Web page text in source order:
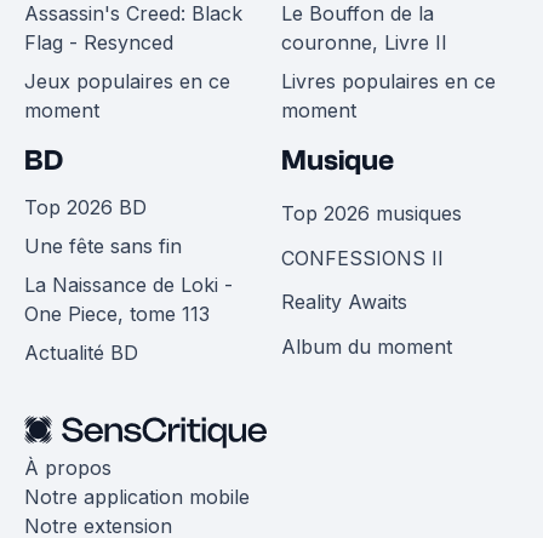
Assassin's Creed: Black
Flag - Resynced
Jeux populaires en ce
moment
Le Bouffon de la
couronne, Livre II
Livres populaires en ce
moment
BD
Top 2026 BD
Une fête sans fin
La Naissance de Loki -
One Piece, tome 113
Actualité BD
Musique
Top 2026 musiques
CONFESSIONS II
Reality Awaits
Album du moment
À propos
Notre application mobile
Notre extension